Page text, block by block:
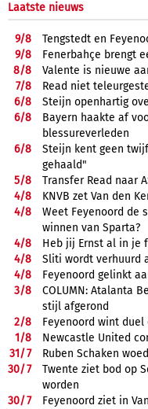
Laatste nieuws
9/8
Tengstedt en
9/8
Fenerbahçe brengt
8/8
Valente is nieuwe
7/8
Read niet
6/8
Steijn openhartig
6/8
Bayern haakte af
blessureverleden
6/8
Steijn kent geen
gehaald"
5/8
Transfer Read naar
4/8
KNVB zet Van den
4/8
Weet Feyenoord de
winnen van Sparta?
4/8
Heb jij Ernst al in je
4/8
Sliti wordt verhuurd
4/8
Feyenoord gelinkt
3/8
COLUMN: Atalanta
stijl afgerond
2/8
Feyenoord wint duel
1/8
Newcastle United
31/7
Ruben Schaken
30/7
Twente ziet bod op
worden
30/7
Feyenoord ziet in